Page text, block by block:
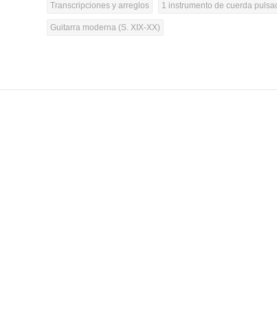
Transcripciones y arreglos 1 instrumento de cuerda
Guitarra moderna (S. XIX-XX)